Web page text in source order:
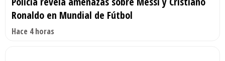
Ronaldo en Mundial de Fútbol
Hace 4 horas